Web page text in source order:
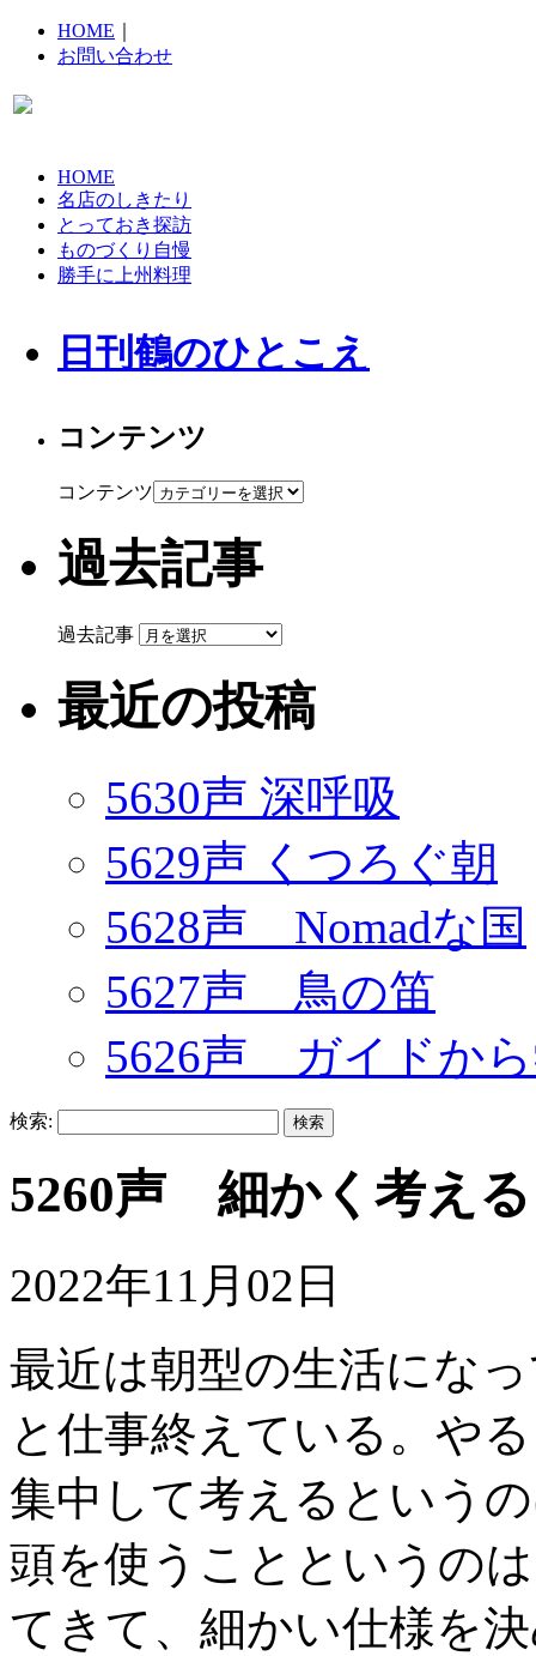
HOME
お問い合わせ
HOME
名店のしきたり
とっておき探訪
ものづくり自慢
勝手に上州料理
日刊鶴のひとこえ
コンテンツ
コンテンツ
過去記事
過去記事
最近の投稿
5630声 深呼吸
5629声 くつろぐ朝
5628声 Nomadな国
5627声 鳥の笛
5626声 ガイドか
検索:
5260声 細かく考える
2022年11月02日
最近は朝型の生活にな
と仕事終えている。や
集中して考えるという
頭を使うことというの
てきて、細かい仕様を